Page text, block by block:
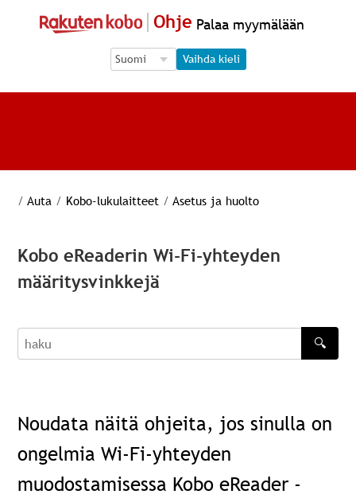
Ohje Palaa myymälään
Language Selection
Language Selection
Vaihda kieli
/ Auta / Kobo-lukulaitteet / Asetus ja huolto
Kobo eReaderin Wi-Fi-yhteyden
määritysvinkkejä
haku
🔍
Noudata näitä ohjeita, jos sinulla on
ongelmia Wi-Fi-yhteyden
muodostamisessa Kobo eReader -